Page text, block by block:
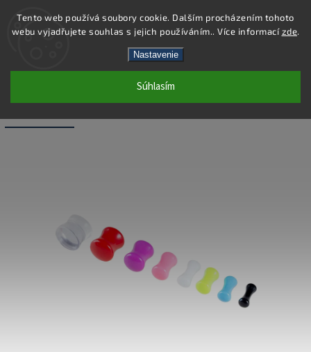
Tento web používá soubory cookie. Dalším procházením tohoto
webu vyjadřujete souhlas s jejich používáním.. Více informacízde.
Nastavenie
Súhlasím
Hľadať
PC46-5 - PIERCING PLUG - BIELA - 5